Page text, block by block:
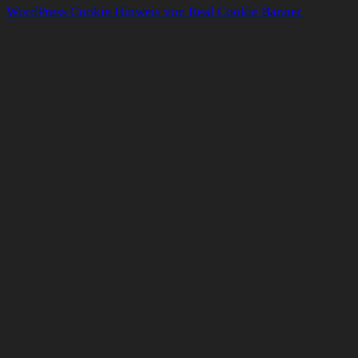
WordPress Cookie Hinweis von Real Cookie Banner